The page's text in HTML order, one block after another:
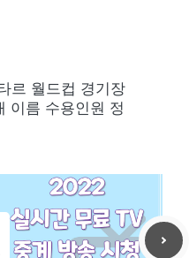
르 월드컵 경기장
이름 수용인원 정